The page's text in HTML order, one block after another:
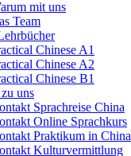
mit uns
Team
Chinese A1
Chinese A2
Chinese B1
uns
Sprachreise China
Online Sprachkurs
Praktikum in China
Kulturvermittlung